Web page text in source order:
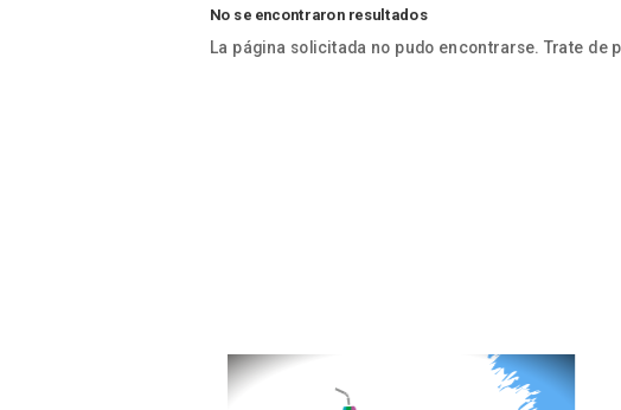
No se encontraron resultados
La página solicitada no pudo encontrarse. Trate